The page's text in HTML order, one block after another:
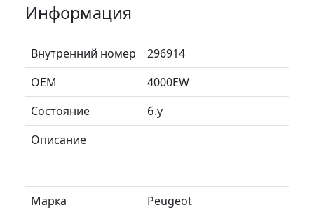
Информация
Внутренний номер
296914
ОЕМ
4000EW
Состояние
б.у
Описание
Марка
Peugeot